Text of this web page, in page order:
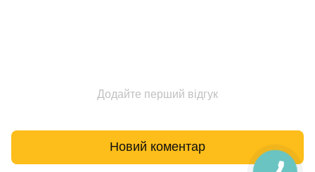
Додайте перший відгук
Новий коментар